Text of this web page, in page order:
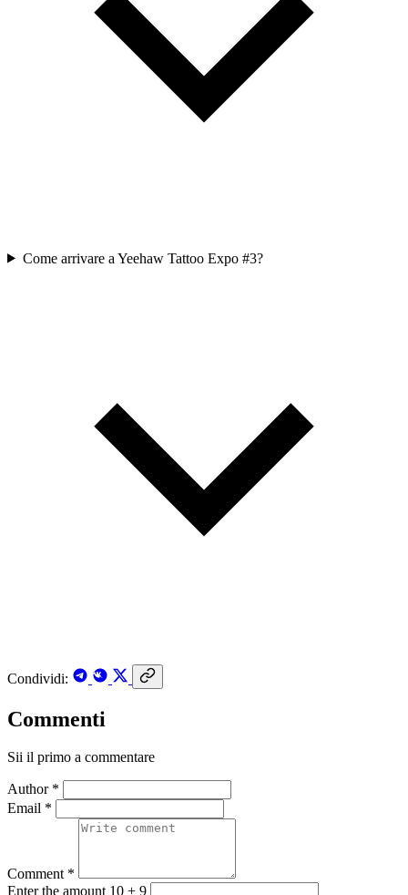
Come arrivare a Yeehaw Tattoo Expo #3?
Condividi:
Commenti
Sii il primo a commentare
Author *
Email *
Comment *
Enter the amount 10 + 9